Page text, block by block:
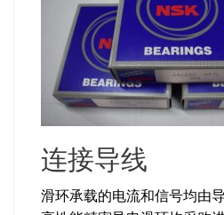
连接导线
滑环承载的电流和信号均由